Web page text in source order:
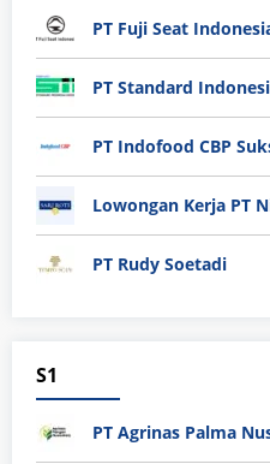
PT Fuji Seat
PT Standard
PT Rudy Soetadi
S1
PT Agrinas Palma